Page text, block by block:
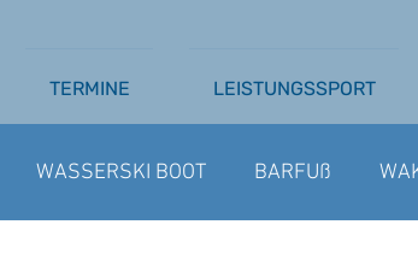
TERMINE LEISTUNGSSPORT
WASSERSKI BOOT BARFUß